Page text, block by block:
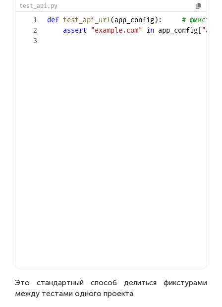
test_api.py
1 def test_api_url(app_config) :
#
2
assert "example.com" in app_config [
3
Это стандартный способ делиться фикстурами
между тестами одного проекта.